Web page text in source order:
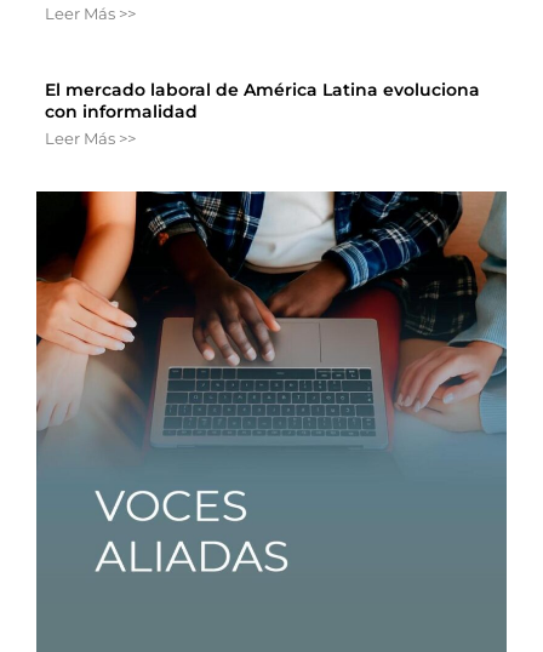
Leer Más >>
El mercado laboral de América Latina evoluciona
con informalidad
Leer Más >>